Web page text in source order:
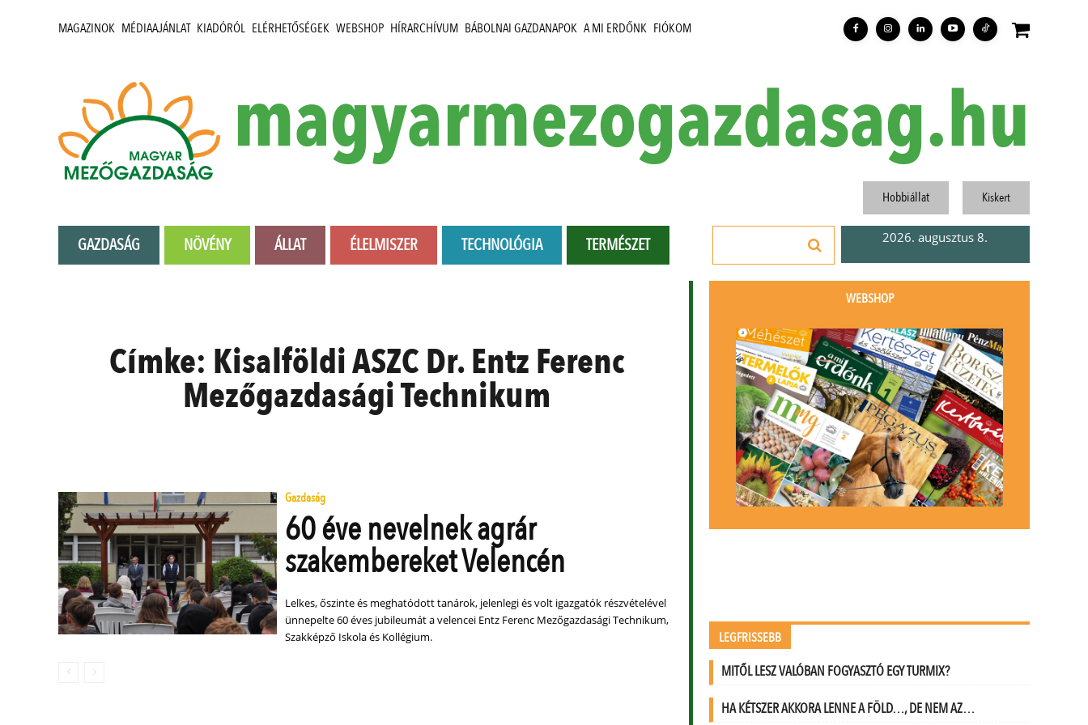
MAGAZINOK MÉDIAAJÁNLAT KIADÓRÓL ELÉRHETŐSÉGEK WEBSHOP HÍRARCHÍVUM BÁBOLNAI GAZDANAPOK A MI ERDŐNK FIÓKOM
magyarmezogazdasag.hu
GAZDASÁG NÖVÉNY ÁLLAT ÉLELMISZER TECHNOLÓGIA TERMÉSZET
Hobbiállat Kiskert
2026. augusztus 8.
Címke: Kisalföldi ASZC Dr. Entz Ferenc
Mezőgazdasági Technikum
Gazdaság
60 éve nevelnek agrár
szakembereket Velencén
Lelkes, őszinte és meghatódott tanárok, jelenlegi és volt igazgatók részvételével
ünnepelte 60 éves jubileumát a velencei Entz Ferenc Mezőgazdasági Technikum,
Szakképző Iskola és Kollégium.
WEBSHOP
LEGFRISSEBB
MITŐL LESZ VALÓBAN FOGYASZTÓ EGY TURMIX?
HA KÉTSZER AKKORA LENNE A FÖLD…, DE NEM AZ…